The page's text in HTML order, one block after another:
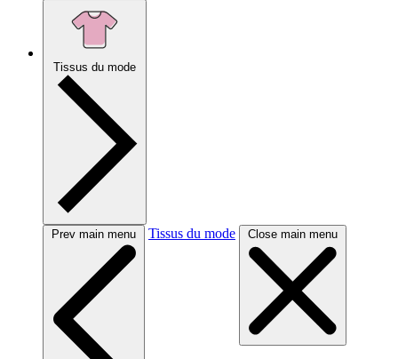
Tissus du mode
Prev main menu Tissus du mode Close main menu